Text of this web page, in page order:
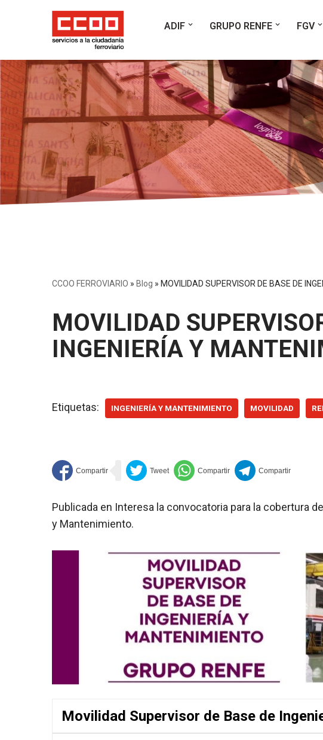
contenido
ADIF GRUPO RENFE FGV
CCOO FERROVIARIO » Blog » MOVILIDAD SUPERVISOR DE BASE DE
MOVILIDAD
INGENIERÍA Y
Etiquetas: INGENIERÍA Y MANTENIMIENTO MOVILIDAD
Publicada en Interesa la convocatoria para la cobertura
y Mantenimiento.
Movilidad Supervisor de Base de